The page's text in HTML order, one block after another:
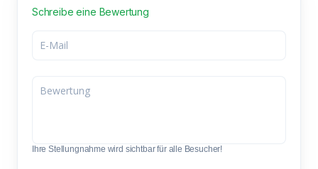
Schreibe eine Bewertung
Ihre Stellungnahme wird sichtbar für alle Besucher!